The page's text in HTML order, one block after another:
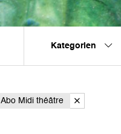
Kategorien
Abo Midi théâtre